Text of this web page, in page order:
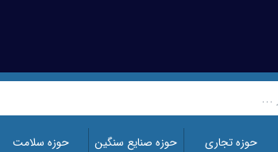
حوزه تجاری حوزه صنایع سنگین حوزه سلامت